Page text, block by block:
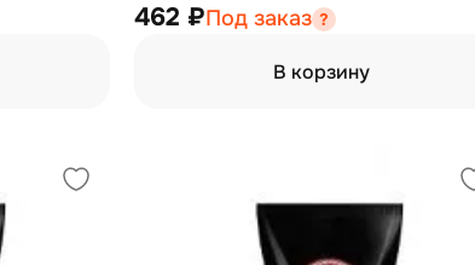
462 ₽Под заказ
В корзину